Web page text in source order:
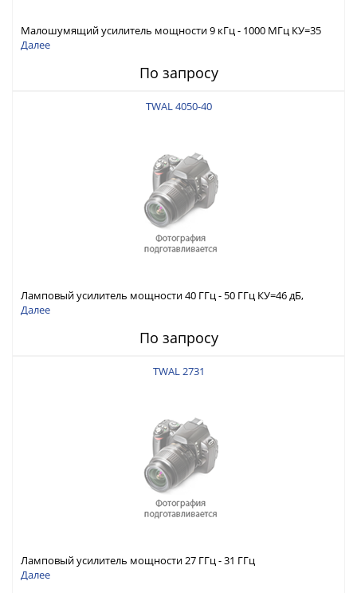
Малошумящий усилитель мощности 9 кГц - 1000 МГц КУ=35
дБ, Pмакс. вых=8 дБм (P1дБ)
Далее
По запросу
TWAL 4050-40
Ламповый усилитель мощности 40 ГГц - 50 ГГц КУ=46 дБ,
Pмакс. вых=40 Вт
Далее
По запросу
TWAL 2731
Ламповый усилитель мощности 27 ГГц - 31 ГГц
Далее